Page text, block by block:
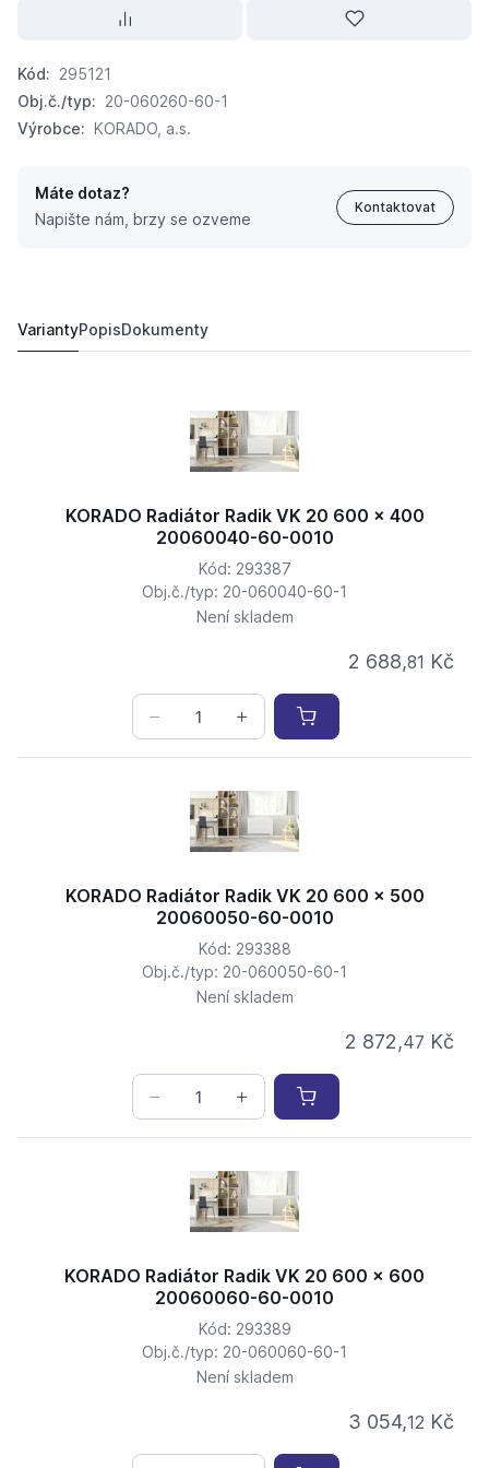
Kód: 295121
Obj.č./typ: 20-060260-60-1
Výrobce: KORADO, a.s.
Máte dotaz?
Napište nám, brzy se ozveme
Kontaktovat
VariantyPopisDokumenty
KORADO Radiátor Radik VK 20 600 x 400
20060040-60-0010
Kód: 293387
Obj.č./typ: 20-060040-60-1
Není skladem
2 688,81 Kč
KORADO Radiátor Radik VK 20 600 x 500
20060050-60-0010
Kód: 293388
Obj.č./typ: 20-060050-60-1
Není skladem
2 872,47 Kč
KORADO Radiátor Radik VK 20 600 x 600
20060060-60-0010
Kód: 293389
Obj.č./typ: 20-060060-60-1
Není skladem
3 054,12 Kč